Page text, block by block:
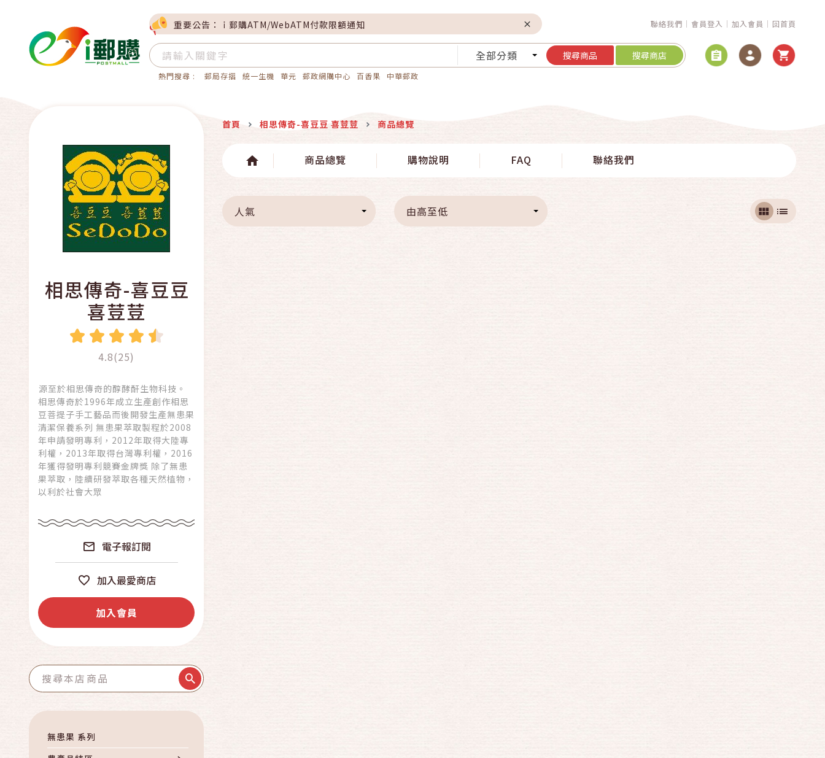
重要公告：ｉ郵購ATM/WebATM付款限額通知 聯絡我們 會員登入 加入會員 回首頁
全部分類 搜尋商品 搜尋商店
熱門搜尋 : 郵局存摺 統一生機 華元 郵政網購中心 百香果 中華郵政
相思傳奇-喜豆豆
喜荳荳
4.8(25)
源至於相思傳奇的醇酵酐生物科技。
相思傳奇於1996年成立生產創作相思
豆菩提子手工藝品而後開發生產無患果
清潔保養系列 無患果萃取製程於2008
年申請發明專利，2012年取得大陸專
利權，2013年取得台灣專利權，2016
年獲得發明專利競賽金牌獎 除了無患
果萃取，陸續研發萃取各種天然植物，
以利於社會大眾
電子報訂閱
加入最愛商店
加入會員
無患果 系列
首頁 相思傳奇-喜豆豆 喜荳荳 商品總覽
商品總覽 購物說明 FAQ 聯絡我們
人氣 由高至低